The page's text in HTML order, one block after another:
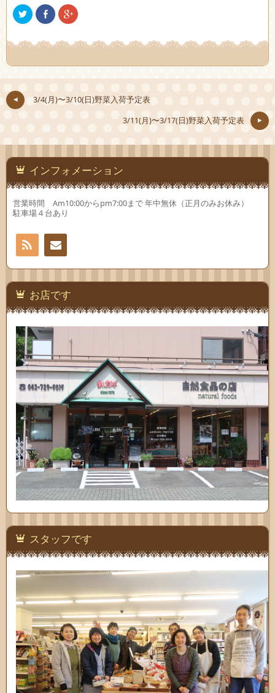
ク
リ
し
て
で
有
い
で
き
ま
す)
Facebook
で
(新
し
ウ
ン
ウ
で
ク
リ
し
て
で
有
い
で
き
ま
す)
3/4(月)〜3/10(日)野菜入荷予定表
3/11(月)〜3/17(日)野菜入荷予定表
インフォメーション
営業時間 Am10:00からpm7:00まで 年中無休（正月のみお休み）
駐車場４台あり
お問
い合
わせ
お店です
スタッフです